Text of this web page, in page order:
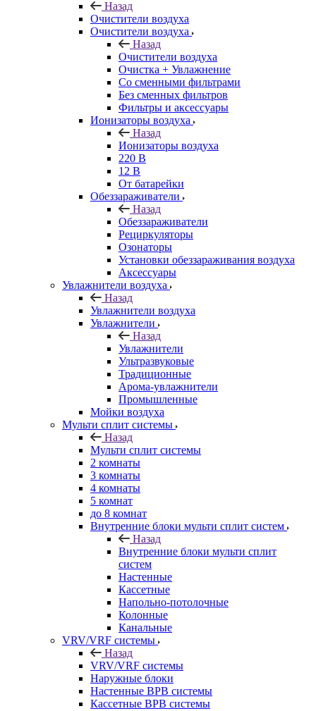
Назад
Очистители воздуха
Очистители воздуха
Назад
Очистители воздуха
Очистка + Увлажнение
Cо сменными фильтрами
Без сменных фильтров
Фильтры и аксессуары
Ионизаторы воздуха
Назад
Ионизаторы воздуха
220 В
12 В
От батарейки
Обеззараживатели
Назад
Обеззараживатели
Рециркуляторы
Озонаторы
Установки обеззараживания воздуха
Аксессуары
Увлажнители воздуха
Назад
Увлажнители воздуха
Увлажнители
Назад
Увлажнители
Ультразвуковые
Традиционные
Арома-увлажнители
Промышленные
Мойки воздуха
Мульти сплит системы
Назад
Мульти сплит системы
2 комнаты
3 комнаты
4 комнаты
5 комнат
до 8 комнат
Внутренние блоки мульти сплит систем
Назад
Внутренние блоки мульти сплит
систем
Настенные
Кассетные
Напольно-потолочные
Колонные
Канальные
VRV/VRF системы
Назад
VRV/VRF системы
Наружные блоки
Настенные ВРВ системы
Кассетные ВРВ системы